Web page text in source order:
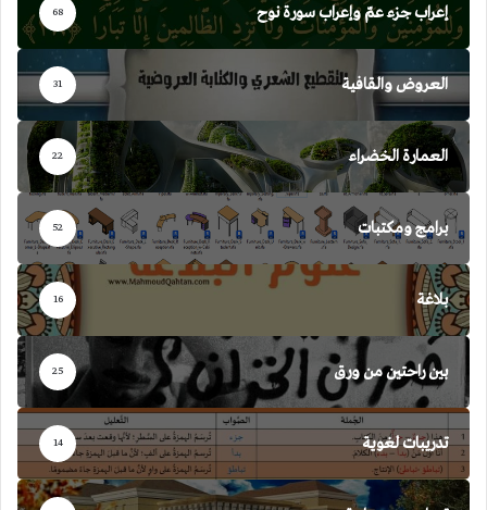
إعراب جزء عمّ وإعراب سورة نوح 68
العروض والقافية 31
العمارة الخضراء 22
برامج ومكتبات 52
بلاغة 16
بين راحتين من ورق 25
تدريبات لغوية 14